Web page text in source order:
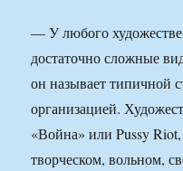
— У любого
достаточно сложные
он называет типичной
организацией.
«Война» или Pussy
творческом, вольном,